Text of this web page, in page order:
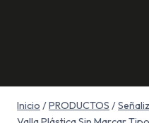
Inicio /PRODUCTOS /